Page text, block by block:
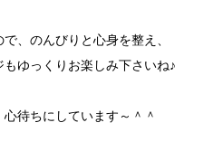
、のんびりと心身を整え、
ゆっくりお楽しみ下さいね♪
待ちにしています～＾＾